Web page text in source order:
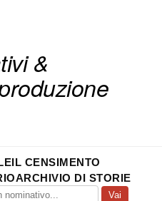
&
IL CENSIMENTO
ARCHIVIO DI STORIE
Vai